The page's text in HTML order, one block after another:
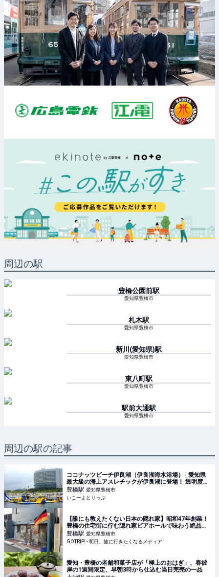
周辺の駅
豊橋公園前駅
愛知県豊橋市
札木駅
愛知県豊橋市
新川(愛知県)駅
愛知県豊橋市
東八町駅
愛知県豊橋市
駅前大通駅
愛知県豊橋市
周辺の駅の記事
ココナッツビーチ伊良湖（伊良湖海水浴場） | 愛知県
最大級の海上アスレチックが伊良湖に登場！ 透明度抜
群の海で思いっきり遊ぼう！ | 愛知県田原市 | いこーよ
とりっぷ
豊橋駅 愛知県豊橋市
いこーよとりっぷ
【誰にも教えたくない日本の隠れ家】昭和47年創業！
豊橋の住宅街に佇む隠れ家ビアホールで味わう絶品ビ
ールとは？ / 愛知県豊橋市の「ビアホール 独逸（どい
つ）」 - GOTRIP!
豊橋駅 愛知県豊橋市
GOTRIP! - 明日、旅に行きたくなるメディア
愛知・豊橋の老舗和菓子店が「極上のおはぎ」、春彼
岸の1週間限定、早朝3時から仕込む当日完売の一品